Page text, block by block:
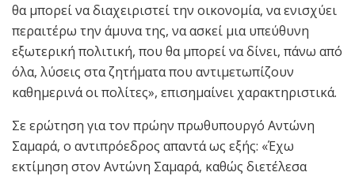
θα μπορεί να διαχειριστεί την οικονομία, να ενισχύει
περαιτέρω την άμυνα της, να ασκεί μια υπεύθυνη
εξωτερική πολιτική, που θα μπορεί να δίνει, πάνω από
όλα, λύσεις στα ζητήματα που αντιμετωπίζουν
καθημερινά οι πολίτες», επισημαίνει χαρακτηριστικά.
Σε ερώτηση για τον πρώην πρωθυπουργό Αντώνη
Σαμαρά, ο αντιπρόεδρος απαντά ως εξής: «Έχω
εκτίμηση στον Αντώνη Σαμαρά, καθώς διετέλεσα